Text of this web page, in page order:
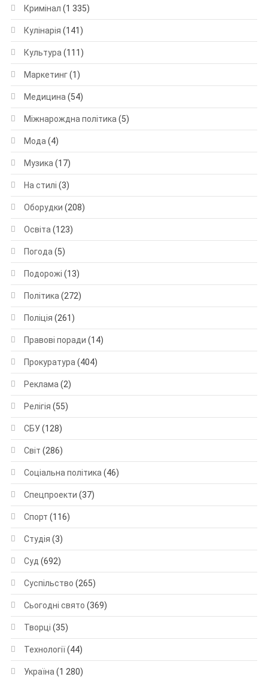
Кримінал (1 335)
Кулінарія (141)
Культура (111)
Маркетинг(1)
Медицина (54)
Міжнарождна політика (5)
Мода (4)
Музика (17)
На стилі (3)
Оборудки (208)
Освіта (123)
Погода (5)
Подорожі (13)
Політика (272)
Поліція (261)
Правові поради (14)
Прокуратура (404)
Реклама (2)
Релігія (55)
СБУ(128)
Світ (286)
Соціальна політика (46)
Спецпроекти (37)
Спорт (116)
Студія (3)
Суд (692)
Суспільство (265)
Сьогодні свято (369)
Творці (35)
Технології(44)
Україна (1 280)